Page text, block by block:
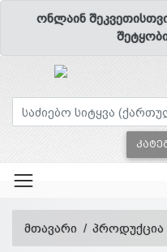
ონლაინ
მთავარი პროდუქცია